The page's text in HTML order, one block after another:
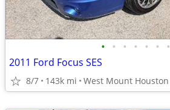
• • • • • • •
2011 Ford Focus SES
8/7 143k mi West Mount Houston